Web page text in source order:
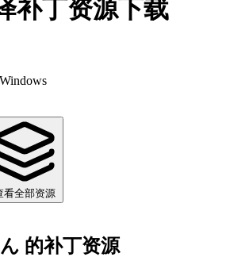
补丁资源下载
Windows
看全部资源
的补丁资源